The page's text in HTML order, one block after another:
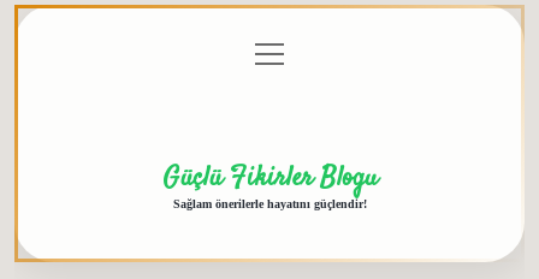
menüyü
aç
Güçlü Fikirler Blogu
Sağlam önerilerle hayatını güçlendir!